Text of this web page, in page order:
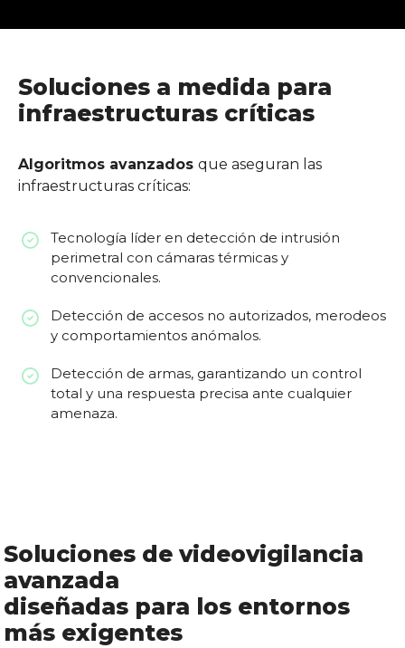
Soluciones a medida para
infraestructuras críticas
Algoritmos avanzados que aseguran las
infraestructuras críticas:
Tecnología líder en detección de intrusión
perimetral con cámaras térmicas y
convencionales.
Detección de accesos no autorizados, merodeos
y comportamientos anómalos.
Detección de armas, garantizando un control
total y una respuesta precisa ante cualquier
amenaza.
Soluciones de videovigilancia
avanzada
diseñadas para los entornos
más exigentes